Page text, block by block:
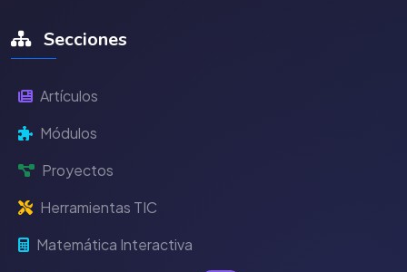
Secciones
Artículos
Módulos
Proyectos
Herramientas TIC
Matemática Interactiva